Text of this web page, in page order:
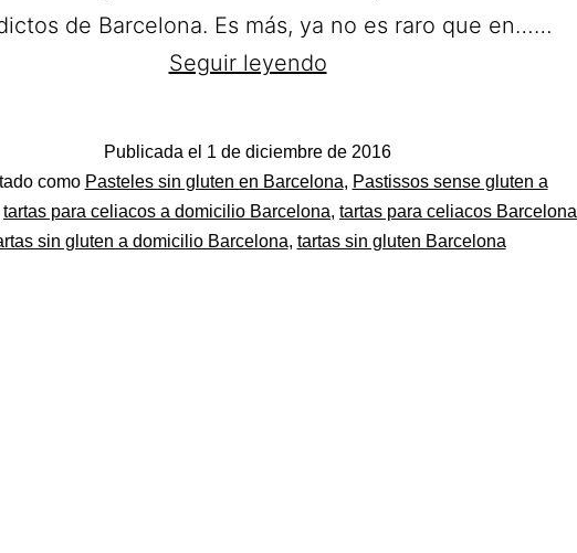
de Barcelona. Es más, ya no es raro que en……
Seguir leyendoCeliadictos.
gluten
a
domicilio
Publicada el 1 de diciembre de 2016
como Pasteles sin gluten en Barcelona, Pastissos sense gluten a
tartas para celiacos a domicilio Barcelona, tartas para celiacos Barcelona
sin gluten a domicilio Barcelona, tartas sin gluten Barcelona